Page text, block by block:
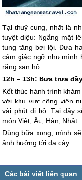
Tại thuỷ cung, nhất là
tuyệt diệu: Ngẩng mặt
tung tăng bơi lội. Đưa
cảm giác ngỡ như mình
rặng san hô.
12h – 13h: Bữa trưa
Kết thúc hành trình
với khu vực công viên
vài phút đi bộ. Tại đây
món Việt, Âu, Hàn,
Dùng bữa xong, mình
ảnh hưởng tới dạ dày.